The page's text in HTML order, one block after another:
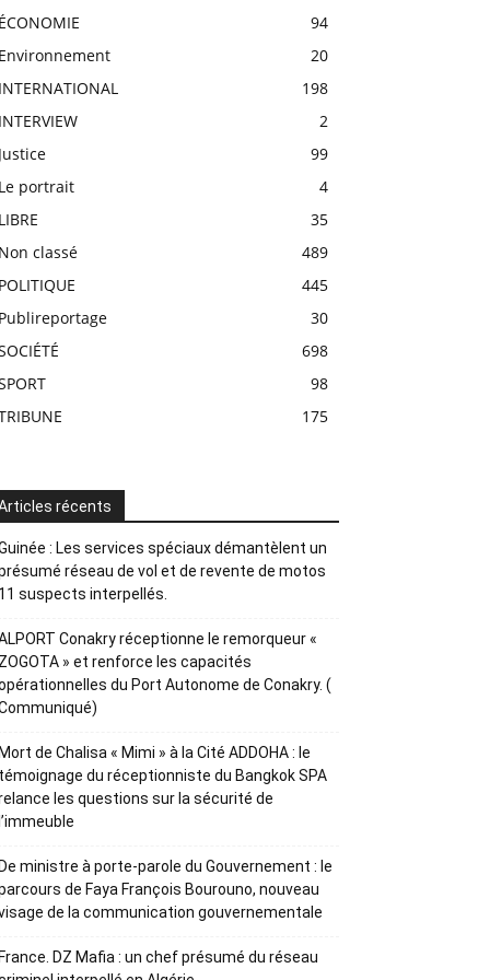
ÉCONOMIE
94
Environnement
20
INTERNATIONAL
198
INTERVIEW
2
Justice
99
Le portrait
4
LIBRE
35
Non classé
489
POLITIQUE
445
Publireportage
30
698
98
175
récents
: Les services spéciaux démantèlent un
réseau de vol et de revente de motos
11 suspects interpellés.
Conakry réceptionne le remorqueur «
ZOGOTA » et renforce les capacités
du Port Autonome de Conakry. (
Mort de Chalisa « Mimi » à la Cité ADDOHA : le
témoignage du réceptionniste du Bangkok SPA
les questions sur la sécurité de
l’immeuble
De ministre à porte-parole du Gouvernement : le
de Faya François Bourouno, nouveau
de la communication gouvernementale
France. DZ Mafia : un chef présumé du réseau